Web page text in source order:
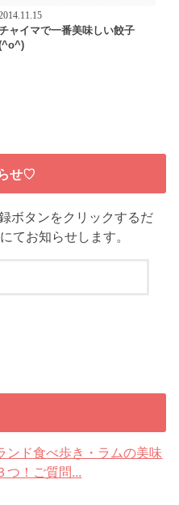
ャイマで一番美味しい餃子
せ♡
ボタンをクリックするだ
てお知らせします。
ンド食べ歩き・ラムの美味
つ！ご質問...